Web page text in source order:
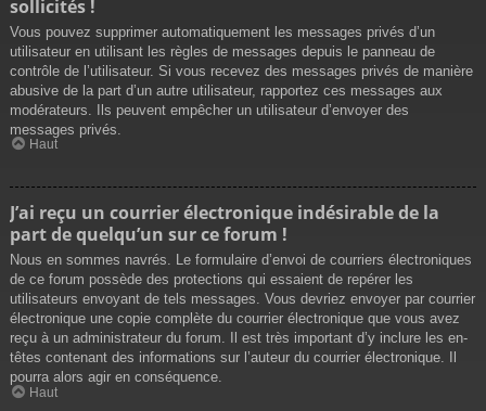
sollicités !
Vous pouvez supprimer automatiquement les messages privés d’un
utilisateur en utilisant les règles de messages depuis le panneau de
contrôle de l’utilisateur. Si vous recevez des messages privés de manière
abusive de la part d’un autre utilisateur, rapportez ces messages aux
modérateurs. Ils peuvent empêcher un utilisateur d’envoyer des
messages privés.
Haut
J’ai reçu un courrier électronique indésirable de la
part de quelqu’un sur ce forum !
Nous en sommes navrés. Le formulaire d’envoi de courriers électroniques
de ce forum possède des protections qui essaient de repérer les
utilisateurs envoyant de tels messages. Vous devriez envoyer par courrier
électronique une copie complète du courrier électronique que vous avez
reçu à un administrateur du forum. Il est très important d’y inclure les en-
têtes contenant des informations sur l’auteur du courrier électronique. Il
pourra alors agir en conséquence.
Haut